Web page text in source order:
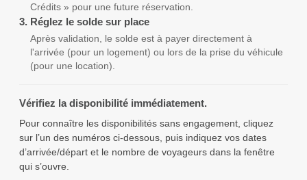
Crédits » pour une future réservation.
3. Réglez le solde sur place
Après validation, le solde est à payer directement à
l'arrivée (pour un logement) ou lors de la prise du véhicule
(pour une location).
Vérifiez la disponibilité immédiatement.
Pour connaître les disponibilités sans engagement, cliquez
sur l’un des numéros ci-dessous, puis indiquez vos dates
d’arrivée/départ et le nombre de voyageurs dans la fenêtre
qui s’ouvre.